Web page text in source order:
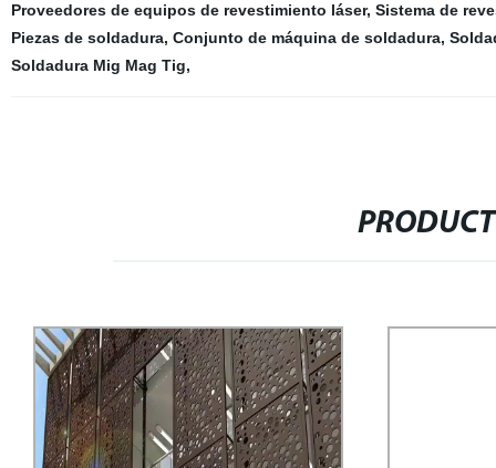
Proveedores de equipos de revestimiento láser, Sistema de
Piezas de soldadura, Conjunto de máquina de soldadura,
Soldadura Mig Mag Tig,